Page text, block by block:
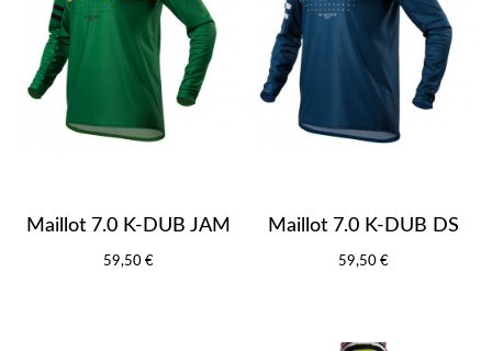
Maillot 7.0 K-DUB JAM
59,50 €
Maillot 7.0 K-DUB DS
59,50 €